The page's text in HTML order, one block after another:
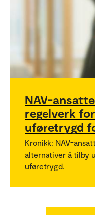
NAV-
regelverk
uføretrygd
Kronikk: NAV-
alternativer å tilby
uføretrygd.